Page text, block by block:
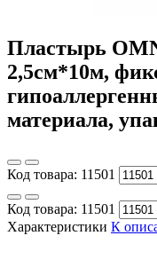
Пластырь
2,5см*10м,
материала,
Код товара: 11501
Код товара: 11501
Характеристики К